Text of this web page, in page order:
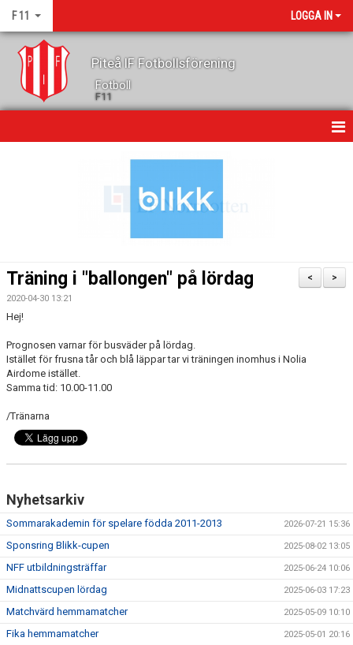
F 11 LOGGA IN
Piteå IF Fotbollsförening
Fotboll
F11
TRUPPEN
MATCHER
DOKUMENT
MEDLEMSKAP
>
<
Träning i "ballongen" på lördag
2020-04-30 13:21
Hej!
Prognosen varnar för busväder på lördag.
Istället för frusna tår och blå läppar tar vi träningen inomhus i Nolia
Airdome istället.
Samma tid: 10.00-11.00
/Tränarna
Nyhetsarkiv
Sommarakademin för spelare födda 2011-2013 2026-07-21 15:36
Sponsring Blikk-cupen 2025-08-02 13:05
NFF utbildningsträffar 2025-06-24 10:06
Midnattscupen lördag 2025-06-03 17:23
Matchvärd hemmamatcher 2025-05-09 10:10
Fika hemmamatcher 2025-05-01 20:16